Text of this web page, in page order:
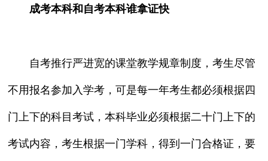
成考本科和自考本科谁拿证快
自考推行严进宽的课堂教学规章制度，考生尽管
不用报名参加入学考，可是每一年考生都必须根据四
门上下的科目考试，本科毕业必须根据二十门上下的
考试内容，考生根据一门学科，得到一门合格证，要